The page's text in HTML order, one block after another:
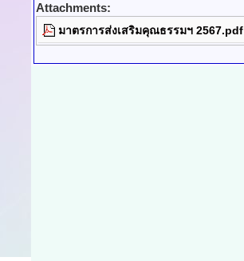
Attachments:
มาตรการส่งเสริมคุณธรรมฯ 2567.pdf